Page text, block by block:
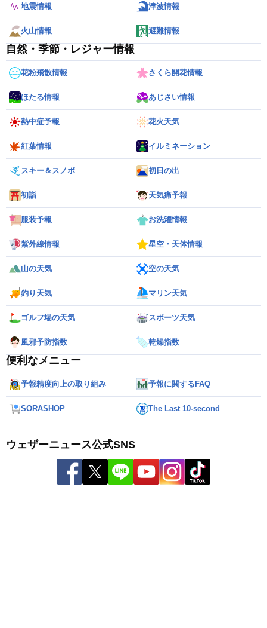
地震情報 津波情報
火山情報 避難情報
自然・季節・レジャー情報
花粉飛散情報 さくら開花情報
ほたる情報 あじさい情報
熱中症予報 花火天気
紅葉情報 イルミネーション
スキー＆スノボ 初日の出
初詣 天気痛予報
服装予報 お洗濯情報
紫外線情報 星空・天体情報
山の天気 空の天気
釣り天気 マリン天気
ゴルフ場の天気 スポーツ天気
風邪予防指数 乾燥指数
便利なメニュー
予報精度向上の取り組み 予報に関するFAQ
SORASHOP The Last 10-second
ウェザーニュース公式SNS